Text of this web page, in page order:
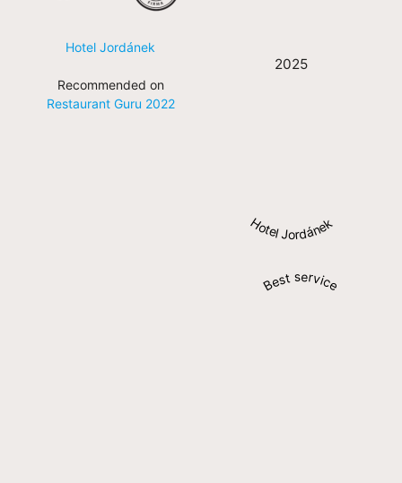
Hotel Jordánek
Recommended on
Restaurant Guru 2022
2025
Hotel Jordánek
Best service